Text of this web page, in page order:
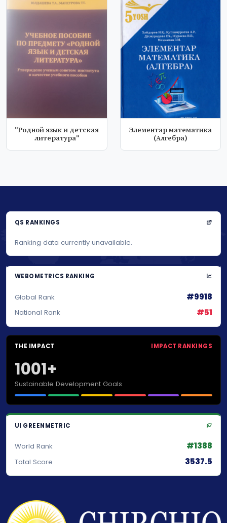
"Родной язык и детская
литература"
Элементар математика
(Алгебра)
QS RANKINGS
Ranking data currently unavailable.
WEBOMETRICS RANKING
Global Rank #9918
National Rank #51
THE IMPACT IMPACT RANKINGS
1001+
Sustainable Development Goals
UI GREENMETRIC
World Rank #1388
Total Score 3537.5